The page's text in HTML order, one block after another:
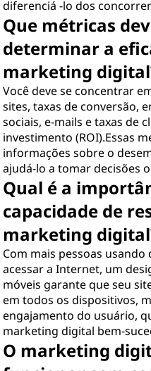
diferenciá -lo dos
Que métricas
determinar a
marketing
Você deve se concentrar
sites, taxas de conversão,
sociais, e-mails e taxas de
investimento (ROI).Essas
informações sobre o
ajudá-lo a tomar decisões
Qual é a
capacidade de
marketing
Com mais pessoas
acessar a Internet, um
móveis garante que seu
em todos os dispositivos,
engajamento do usuário,
marketing digital bem-
O marketing